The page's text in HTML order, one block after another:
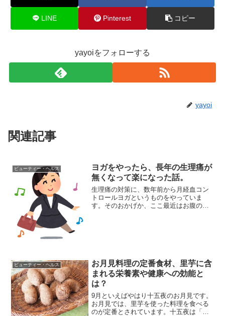
LINE Pinterest コピー
yayoiをフォローする
yayoi
関連記事
ビューティー・ヘルス
ヨガをやったら、長年の生理痛が
無くなって楽になった話。
生理痛の対策に、数年前から月経血コン
トロールヨガというものをやっていま
す。そのおかげか、ここ最近はお腹の痛
ビューティー・ヘルス
お月見料理の定番食材、里芋に含
まれる栄養素や健康への効能と
は？
9月といえばやはり十五夜のお月見です。
お月見では、里芋を使った料理を食べる
のが定番とされています。十五夜は「芋